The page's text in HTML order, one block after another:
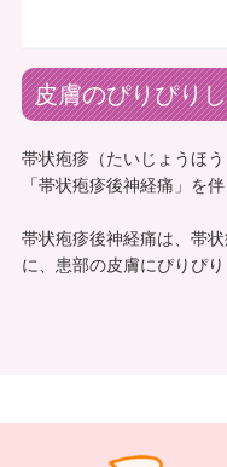
皮膚のぴりぴり
帯状疱疹（たいじょうほ
「帯状疱疹後神経痛」を
帯状疱疹後神経痛は、帯
に、患部の皮膚にぴりぴ